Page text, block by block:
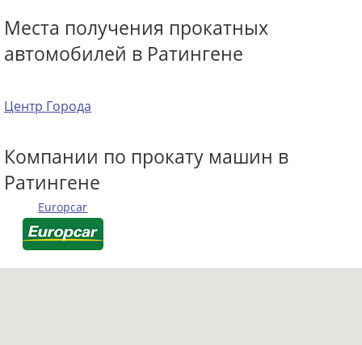
Места получения прокатных
автомобилей в Ратингене
Центр Города
Компании по прокату машин в
Ратингене
Europcar